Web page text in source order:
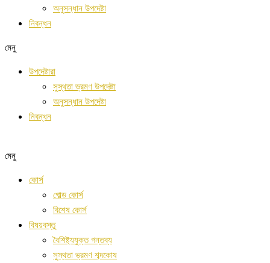
অনুসন্ধান উপদেষ্টা
নিবন্ধন
মেনু
উপদেষ্টারা
সুস্থতা ভ্রমণ উপদেষ্টা
অনুসন্ধান উপদেষ্টা
নিবন্ধন
মেনু
কোর্স
গোল্ড কোর্স
বিশেষ কোর্স
বিষয়বস্তু
বৈশিষ্ট্যযুক্ত গন্তব্য
সুস্থতা ভ্রমণ শব্দকোষ